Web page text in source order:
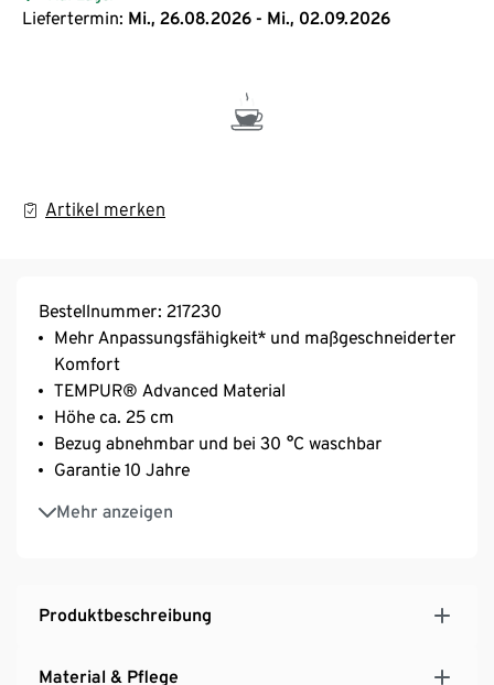
Liefertermin: Mi., 26.08.2026 - Mi., 02.09.2026
Artikel merken
Bestellnummer: 217230
Mehr Anpassungsfähigkeit* und maßgeschneiderter
Komfort
TEMPUR® Advanced Material
Höhe ca. 25 cm
Bezug abnehmbar und bei 30 °C waschbar
Garantie 10 Jahre
Mehr anzeigen
TÜV Rheinland und OEKO-TEX® MADE IN GREEN
30 Tage Probeschlafen
Produktbeschreibung
Material & Pflege